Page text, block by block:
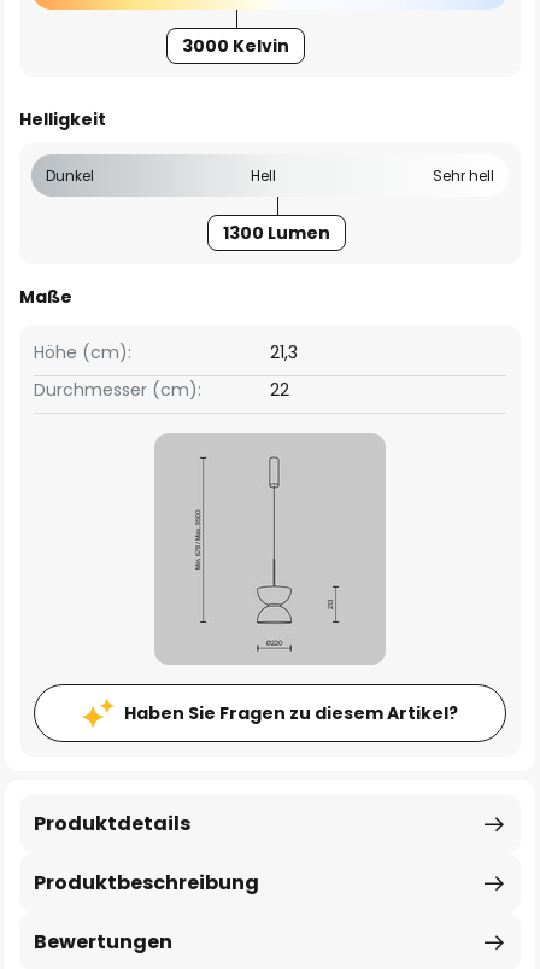
3000 Kelvin
Helligkeit
Dunkel Hell Sehr hell
1300 Lumen
Maße
Höhe (cm):
21,3
Durchmesser (cm):
22
Haben Sie Fragen zu diesem Artikel?
Produktbeschreibung
Produktdetails
Bewertungen